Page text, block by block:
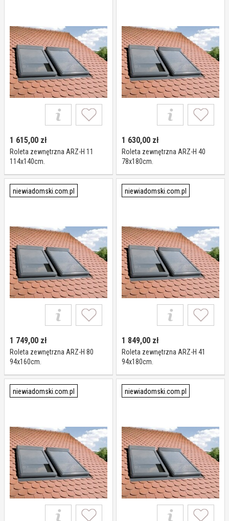
1 615,00 zł
Roleta zewnętrzna ARZ-H 11
114x140cm.
1 630,00 zł
Roleta zewnętrzna ARZ-H 40
78x180cm.
niewiadomski.com.pl
1 749,00 zł
Roleta zewnętrzna ARZ-H 80
94x160cm.
niewiadomski.com.pl
1 849,00 zł
Roleta zewnętrzna ARZ-H 41
94x180cm.
niewiadomski.com.pl niewiadomski.com.pl